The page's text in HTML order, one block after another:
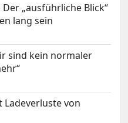
Der „ausführliche Blick“
lang sein
sind kein normaler
Ladeverluste von